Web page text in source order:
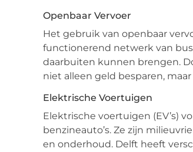
Openbaar Vervoer
Het gebruik van openbaar
functionerend netwerk van
daarbuiten kunnen brengen.
niet alleen geld besparen,
Elektrische Voertuigen
Elektrische voertuigen (EV’s)
benzineauto’s. Ze zijn
en onderhoud. Delft heeft